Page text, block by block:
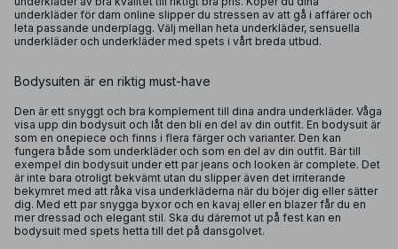
underkläder för dam online slipper du stressen av att gå i affärer och
leta passande underplagg. Välj mellan heta underkläder, sensuella
underkläder och underkläder med spets i vårt breda utbud.
Bodysuiten är en riktig must-have
Den är ett snyggt och bra komplement till dina andra underkläder. Våga
visa upp din bodysuit och låt den bli en del av din outfit. En bodysuit är
som en onepiece och finns i flera färger och varianter. Den kan
fungera både som underkläder och som en del av din outfit. Bär till
exempel din bodysuit under ett par jeans och looken är complete. Det
är inte bara otroligt bekvämt utan du slipper även det irriterande
bekymret med att råka visa underkläderna när du böjer dig eller sätter
dig. Med ett par snygga byxor och en kavaj eller en blazer får du en
mer dressad och elegant stil. Ska du däremot ut på fest kan en
bodysuit med spets hetta till det på dansgolvet.